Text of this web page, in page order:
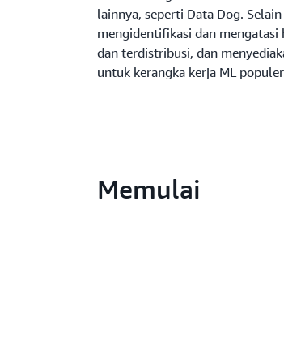
lainnya, seperti Data Dog.
mengidentifikasi dan
dan terdistribusi, dan
untuk kerangka kerja ML
Memulai